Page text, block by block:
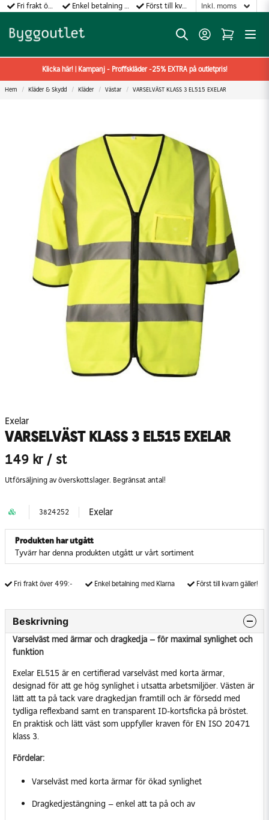
Fri frakt över 499:- Enkel betalning med Klarna Först till kvarn gäller!
Klicka här! | Kampanj - Proffskläder -25% EXTRA på outletpris!
Hem Kläder & Skydd Kläder Västar VARSELVÄST KLASS 3 EL515 EXELAR
Exelar
VARSELVÄST KLASS 3 EL515 EXELAR
149 kr / st
Utförsäljning av överskottslager. Begränsat antal!
3824252 Exelar
Produkten har utgått
Tyvärr har denna produkten utgått ur vårt sortiment
Fri frakt över 499:- Enkel betalning med Klarna Först till kvarn gäller!
Beskrivning
Varselväst med ärmar och dragkedja – för maximal synlighet och
funktion
Exelar EL515 är en certifierad varselväst med korta ärmar,
designad för att ge hög synlighet i utsatta arbetsmiljöer. Västen är
lätt att ta på tack vare dragkedjan framtill och är försedd med
tydliga reflexband samt en transparent ID-kortsficka på bröstet.
En praktisk och lätt väst som uppfyller kraven för EN ISO 20471
klass 3.
Fördelar:
Varselväst med korta ärmar för ökad synlighet
Dragkedjestängning – enkel att ta på och av